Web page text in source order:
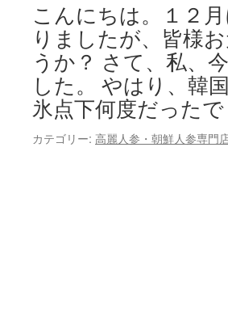
こんにちは。１２
りましたが、皆様
うか？ さて、私、
した。 やはり、韓
氷点下何度だった
カテゴリー: 高麗人参・朝鮮人参専門